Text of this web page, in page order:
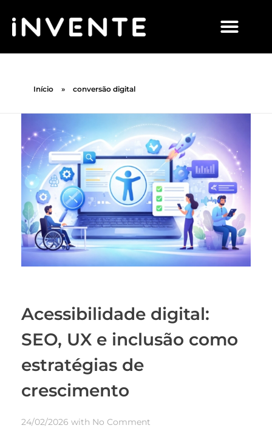
Início » conversão digital
Acessibilidade digital:
SEO, UX e inclusão como
estratégias de
crescimento
24/02/2026 with No Comment